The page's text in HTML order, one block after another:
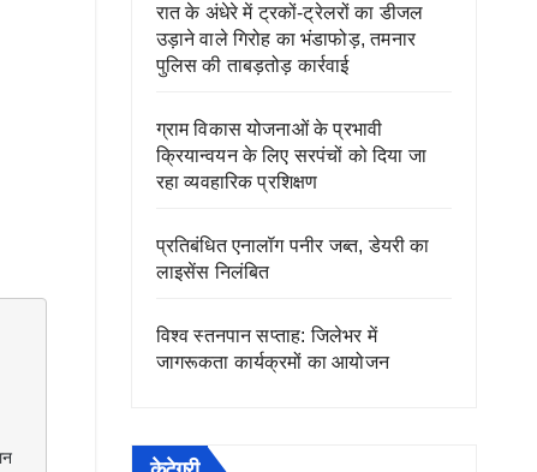
रात के अंधेरे में ट्रकों-ट्रेलरों का डीजल
उड़ाने वाले गिरोह का भंडाफोड़, तमनार
पुलिस की ताबड़तोड़ कार्रवाई
ग्राम विकास योजनाओं के प्रभावी
क्रियान्वयन के लिए सरपंचों को दिया जा
रहा व्यवहारिक प्रशिक्षण
प्रतिबंधित एनालॉग पनीर जब्त, डेयरी का
लाइसेंस निलंबित
विश्व स्तनपान सप्ताह: जिलेभर में
जागरूकता कार्यक्रमों का आयोजन